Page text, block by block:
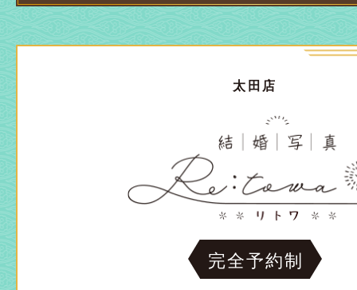
太田店
完全予約制